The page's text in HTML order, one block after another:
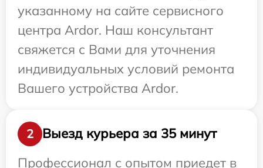
указанному на сайте сервисного
центра Ardor. Наш консультант
свяжется с Вами для уточнения
индивидуальных условий ремонта
Вашего устройства Ardor.
2
Выезд курьера за 35 минут
Профессионал с опытом приедет в